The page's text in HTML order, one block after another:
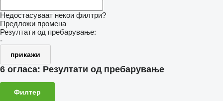
Недостасуваат некои филтри?
Предложи промена
Резултати од пребарување:
-
прикажи
6 огласа: Резултати од пребарување
Филтер